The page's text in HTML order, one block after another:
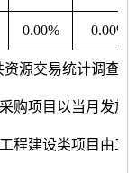
0.00% 0.00%
源交易统计调查
购项目以当月发
程建设类项目由